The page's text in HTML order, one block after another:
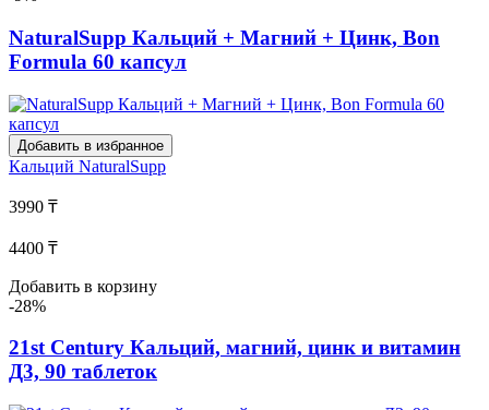
NaturalSupp Кальций + Магний + Цинк, Bon
Formula 60 капсул
Добавить в избранное
Кальций NaturalSupp
3990 ₸
4400 ₸
Добавить в корзину
-28%
21st Century Кальций, магний, цинк и витамин
Д3, 90 таблеток